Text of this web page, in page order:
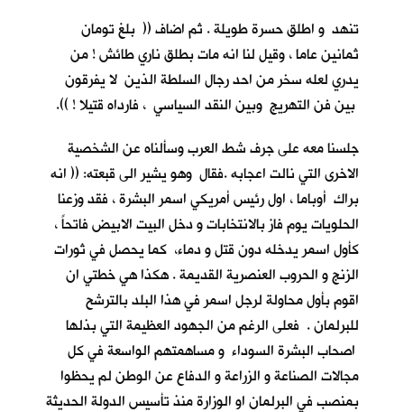
تنهد و اطلق حسرة طويلة . ثم اضاف (( بلغ تومان
ثمانين عاما ، وقيل لنا انه مات بطلق ناري طائش ! من
يدري لعله سخر من احد رجال السلطة الذين لا يفرقون
بين فن التهريج وبين النقد السياسي ، فارداه قتيلا ! )).
جلسنا معه على جرف شط العرب وسألناه عن الشخصية
الاخرى التي نالت اعجابه .فقال وهو يشير الى قبعته: (( انه
براك أوباما ، اول رئيس أمريكي اسمر البشرة ، فقد وزعنا
الحلويات يوم فاز بالانتخابات و دخل البيت الابيض فاتحاً ،
كأول اسمر يدخله دون قتل و دماء، كما يحصل في ثورات
الزنج و الحروب العنصرية القديمة . هكذا هي خطتي ان
اقوم بأول محاولة لرجل اسمر في هذا البلد بالترشح
للبرلمان . فعلى الرغم من الجهود العظيمة التي بذلها
اصحاب البشرة السوداء و مساهمتهم الواسعة في كل
مجالات الصناعة و الزراعة و الدفاع عن الوطن لم يحظوا
بمنصب في البرلمان او الوزارة منذ تأسيس الدولة الحديثة